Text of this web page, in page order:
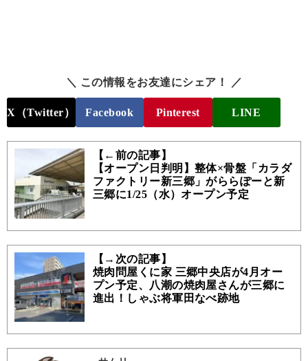
＼ この情報をお友達にシェア！ ／
X（Twitter） Facebook Pinterest LINE
【←前の記事】
【オープン日判明】整体×骨盤「カラダ
ファクトリー新三郷」がららぽーと新
三郷に1/25（水）オープン予定
【→次の記事】
焼肉問屋くに家 三郷中央店が4月オー
プン予定、八潮の焼肉屋さんが三郷に
進出！しゃぶ将軍田なべ跡地